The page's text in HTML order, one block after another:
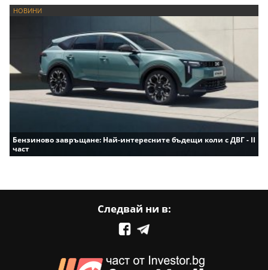
НОВИНИ
Бензиново завръщане: Най-интересните бъдещи коли с ДВГ - II
част
Следвай ни в: